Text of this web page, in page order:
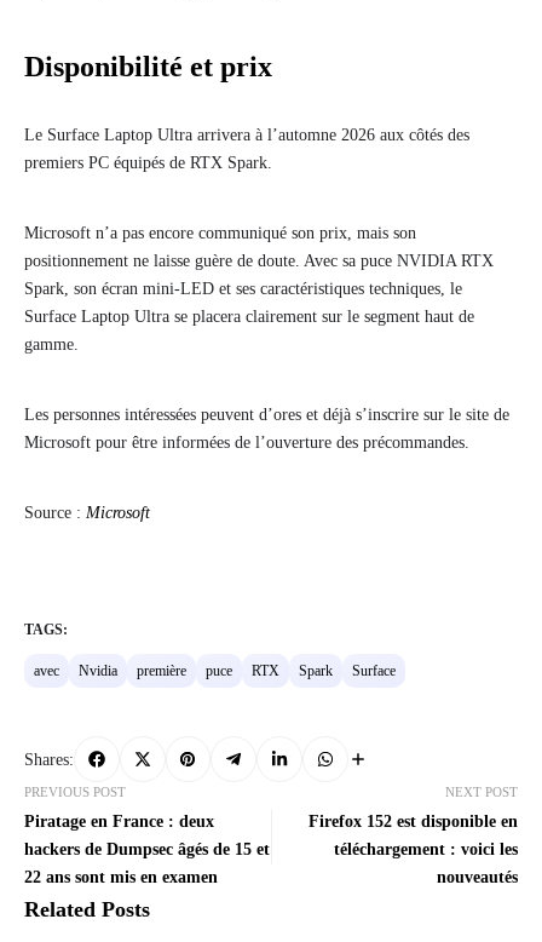
Disponibilité et prix
Le Surface Laptop Ultra arrivera à l’automne 2026 aux côtés des
premiers PC équipés de RTX Spark.
Microsoft n’a pas encore communiqué son prix, mais son
positionnement ne laisse guère de doute. Avec sa puce NVIDIA RTX
Spark, son écran mini-LED et ses caractéristiques techniques, le
Surface Laptop Ultra se placera clairement sur le segment haut de
gamme.
Les personnes intéressées peuvent d’ores et déjà s’inscrire sur le site de
Microsoft pour être informées de l’ouverture des précommandes.
Source : Microsoft
TAGS:
avec Nvidia première puce RTX Spark Surface
Shares:
PREVIOUS POST
Piratage en France : deux
hackers de Dumpsec âgés de 15 et
22 ans sont mis en examen
NEXT POST
Firefox 152 est disponible en
téléchargement : voici les
nouveautés
Related Posts